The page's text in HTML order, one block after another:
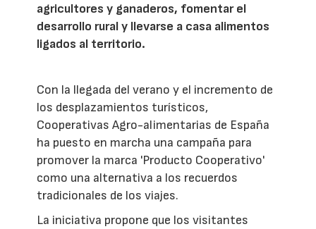
agricultores y ganaderos, fomentar el
desarrollo rural y llevarse a casa alimentos
ligados al territorio.
Con la llegada del verano y el incremento de
los desplazamientos turísticos,
Cooperativas Agro-alimentarias de España
ha puesto en marcha una campaña para
promover la marca 'Producto Cooperativo'
como una alternativa a los recuerdos
tradicionales de los viajes.
La iniciativa propone que los visitantes